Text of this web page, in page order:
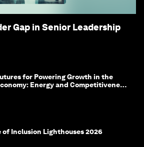
Gap in Senior Leadership
for Powering Growth in the
Energy and Competitiveness
of Inclusion Lighthouses 2026